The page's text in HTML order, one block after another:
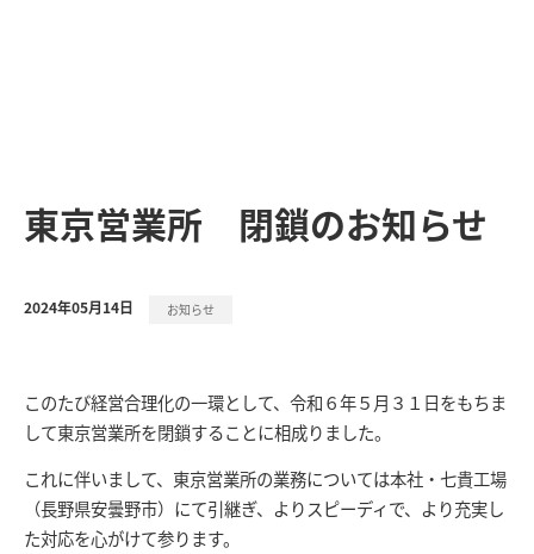
東京営業所 閉鎖のお知らせ
2024年05月14日 お知らせ
このたび経営合理化の一環として、令和６年５月３１日をもちま
して東京営業所を閉鎖することに相成りました。
これに伴いまして、東京営業所の業務については本社・七貴工場
（長野県安曇野市）にて引継ぎ、よりスピーディで、より充実し
た対応を心がけて参ります。